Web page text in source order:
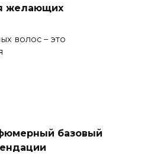
желающих
волос – это
базовый